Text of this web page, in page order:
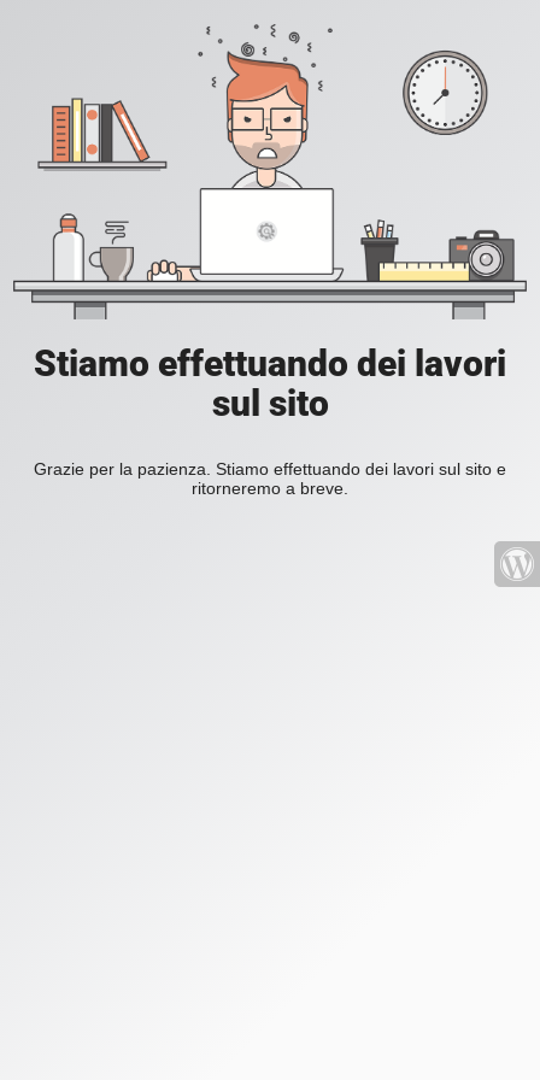
Stiamo effettuando dei lavori
sul sito
Grazie per la pazienza. Stiamo effettuando dei lavori sul sito e
ritorneremo a breve.